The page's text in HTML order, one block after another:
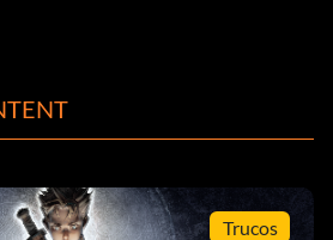
Trucos